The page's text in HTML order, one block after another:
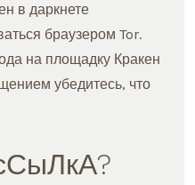
в даркнете
браузером Tor.
на площадку Кракен
убедитесь, что